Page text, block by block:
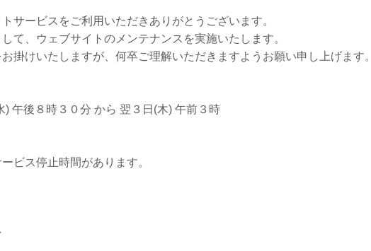
サービスをご利用いただきありがとうございます。
て、ウェブサイトのメンテナンスを実施いたします。
掛けいたしますが、何卒ご理解いただきますようお願い申し上げます。
午後８時３０分 から 翌３日(木) 午前３時
ビス停止時間があります。